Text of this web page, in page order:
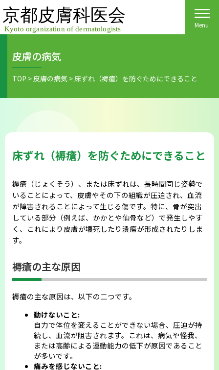
Skip
to
content
Menu
Home
皮膚の日
皮膚の病気
活動報告
ご入会方法
各種手続き
保険診療
会則
皮膚の病気
TOP >皮膚の病気 >床ずれ（褥瘡）を防ぐためにできること
床ずれ（褥瘡）を防ぐためにできること
褥瘡（じょくそう）、または床ずれは、長時間同じ姿勢で
いることによって、皮膚やその下の組織が圧迫され、血流
が障害されることによって生じる傷です。特に、骨が突出
している部分（例えば、かかとや仙骨など）で発生しやす
く、これにより皮膚が壊死したり潰瘍が形成されたりしま
す。
褥瘡の主な原因
褥瘡の主な原因は、以下の二つです。
動けないこと:
自力で体位を変えることができない場合、圧迫が持
続し、血流が阻害されます。これは、病気や怪我、
または高齢による運動能力の低下が原因であること
が多いです。
痛みを感じないこと: